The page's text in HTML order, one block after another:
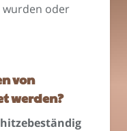
wurden oder
von
werden?
hitzebeständig